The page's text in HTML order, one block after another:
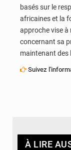
basés sur le
africaines et la
approche vise
concernant sa
maintenant des
Suivez
À LIRE